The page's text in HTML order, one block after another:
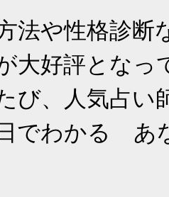
法や性格診断
大好評となっ
び、人気占い
でわかる あ